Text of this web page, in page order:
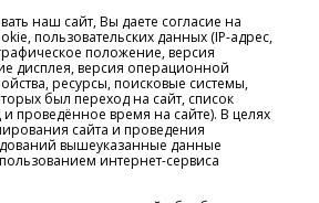
наш сайт, Вы даете согласие на
пользовательских данных (IP-адрес,
положение, версия
дисплея, версия операционной
ресурсы, поисковые системы,
был переход на сайт, список
проведённое время на сайте). В целях
сайта и проведения
вышеуказанные данные
интернет-сервиса
Богомягкова, 23
000-01
chita.ru
18:00